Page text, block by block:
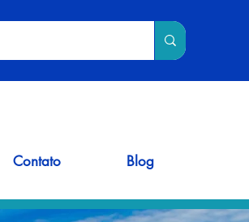
Contato Blog